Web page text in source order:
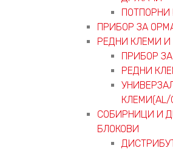
ПОТПОРНИ
ПРИБОР ЗА
РЕДНИ КЛЕМИ И
ПРИБОР
РЕДНИ
КЛЕМИ(AL/
СОБИРНИЦИ И
БЛОКОВИ